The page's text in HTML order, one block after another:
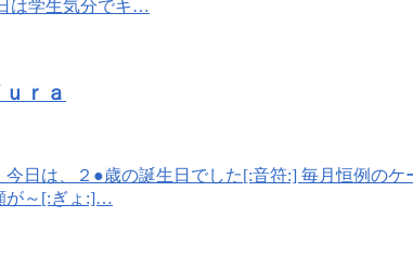
は学生気分でキ…
ｒａ
、２●歳の誕生日でした[:音符:] 毎月恒例のケ
が～[:ぎょ:]…